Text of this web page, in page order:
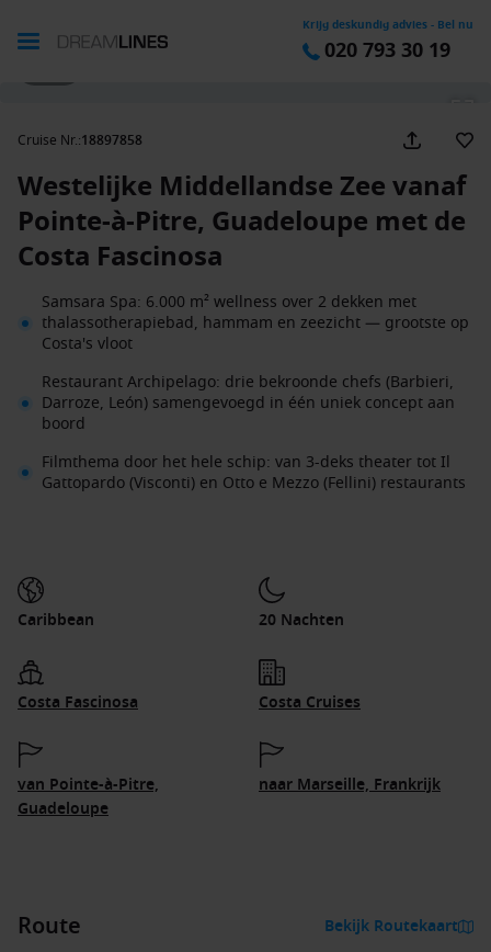
Krijg deskundig advies - Bel nu
020 793 30 19
Cruise Nr.:18897858
Westelijke Middellandse Zee vanaf
Pointe-à-Pitre, Guadeloupe met de
Costa Fascinosa
Samsara Spa: 6.000 m² wellness over 2 dekken met
thalassotherapiebad, hammam en zeezicht — grootste op
Costa's vloot
Restaurant Archipelago: drie bekroonde chefs (Barbieri,
Darroze, León) samengevoegd in één uniek concept aan
boord
Filmthema door het hele schip: van 3-deks theater tot Il
Gattopardo (Visconti) en Otto e Mezzo (Fellini) restaurants
Caribbean 20 Nachten
Costa Fascinosa Costa Cruises
van Pointe-à-Pitre,
Guadeloupe
naar Marseille, Frankrijk
Route Bekijk Routekaart